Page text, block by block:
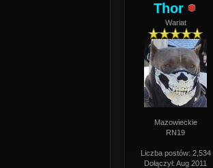
Thor
Wariat
Mazowieckie
RN19
Liczba postów: 2,534
Dołączył: Aug 2011